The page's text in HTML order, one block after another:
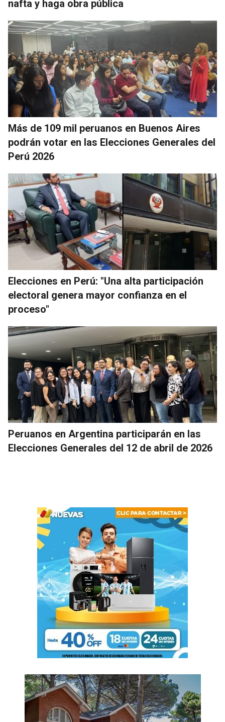
nafta y haga obra pública
Más de 109 mil peruanos en Buenos Aires
podrán votar en las Elecciones Generales del
Perú 2026
Elecciones en Perú: "Una alta participación
electoral genera mayor confianza en el
proceso"
Peruanos en Argentina participarán en las
Elecciones Generales del 12 de abril de 2026